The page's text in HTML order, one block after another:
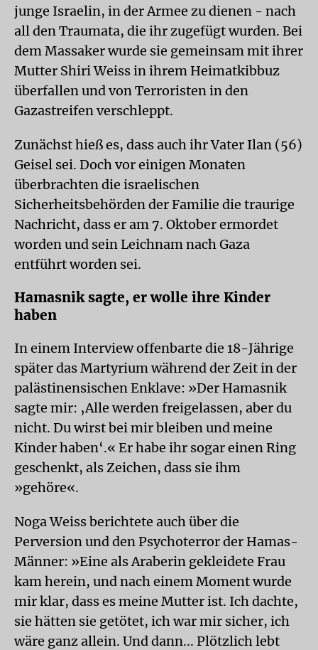
junge Israelin, in der Armee zu dienen - nach
all den Traumata, die ihr zugefügt wurden. Bei
dem Massaker wurde sie gemeinsam mit ihrer
Mutter Shiri Weiss in ihrem Heimatkibbuz
überfallen und von Terroristen in den
Gazastreifen verschleppt.
Zunächst hieß es, dass auch ihr Vater Ilan (56)
Geisel sei. Doch vor einigen Monaten
überbrachten die israelischen
Sicherheitsbehörden der Familie die traurige
Nachricht, dass er am 7. Oktober ermordet
worden und sein Leichnam nach Gaza
entführt worden sei.
Hamasnik sagte, er wolle ihre Kinder
haben
In einem Interview offenbarte die 18-Jährige
später das Martyrium während der Zeit in der
palästinensischen Enklave: »Der Hamasnik
sagte mir: ‚Alle werden freigelassen, aber du
nicht. Du wirst bei mir bleiben und meine
Kinder haben‘.« Er habe ihr sogar einen Ring
geschenkt, als Zeichen, dass sie ihm
»gehöre«.
Noga Weiss berichtete auch über die
Perversion und den Psychoterror der Hamas-
Männer: »Eine als Araberin gekleidete Frau
kam herein, und nach einem Moment wurde
mir klar, dass es meine Mutter ist. Ich dachte,
sie hätten sie getötet, ich war mir sicher, ich
wäre ganz allein. Und dann... Plötzlich lebt